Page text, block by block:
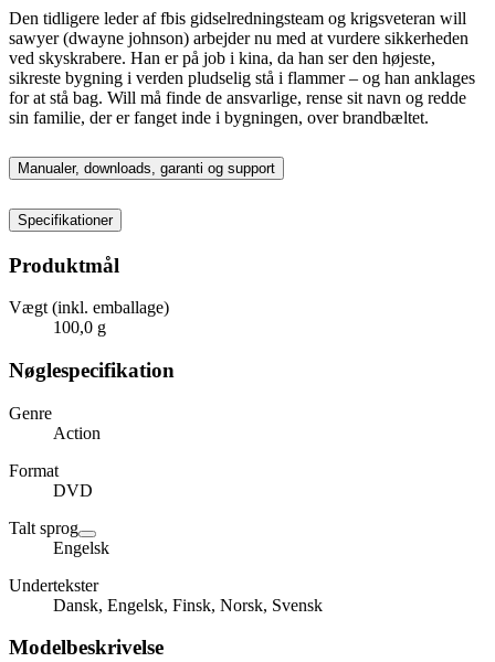
Den tidligere leder af fbis gidselredningsteam og krigsveteran will
sawyer (dwayne johnson) arbejder nu med at vurdere sikkerheden
ved skyskrabere. Han er på job i kina, da han ser den højeste,
sikreste bygning i verden pludselig stå i flammer – og han anklages
for at stå bag. Will må finde de ansvarlige, rense sit navn og redde
sin familie, der er fanget inde i bygningen, over brandbæltet.
Manualer, downloads, garanti og support
Specifikationer
Produktmål
Vægt (inkl. emballage)
100,0 g
Nøglespecifikation
Genre
Action
Format
DVD
Talt sprog
Engelsk
Undertekster
Dansk, Engelsk, Finsk, Norsk, Svensk
Modelbeskrivelse